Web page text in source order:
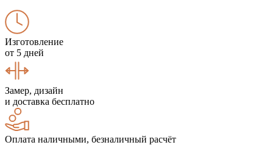
Изготовление
от 5 дней
Замер, дизайн
и доставка бесплатно
Оплата наличными, безналичный расчёт